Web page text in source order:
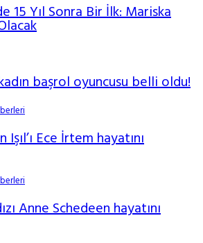
15 Yıl Sonra Bir İlk: Mariska
başrol oyuncusu belli oldu!
Işıl’ı Ece İrtem hayatını
Anne Schedeen hayatını